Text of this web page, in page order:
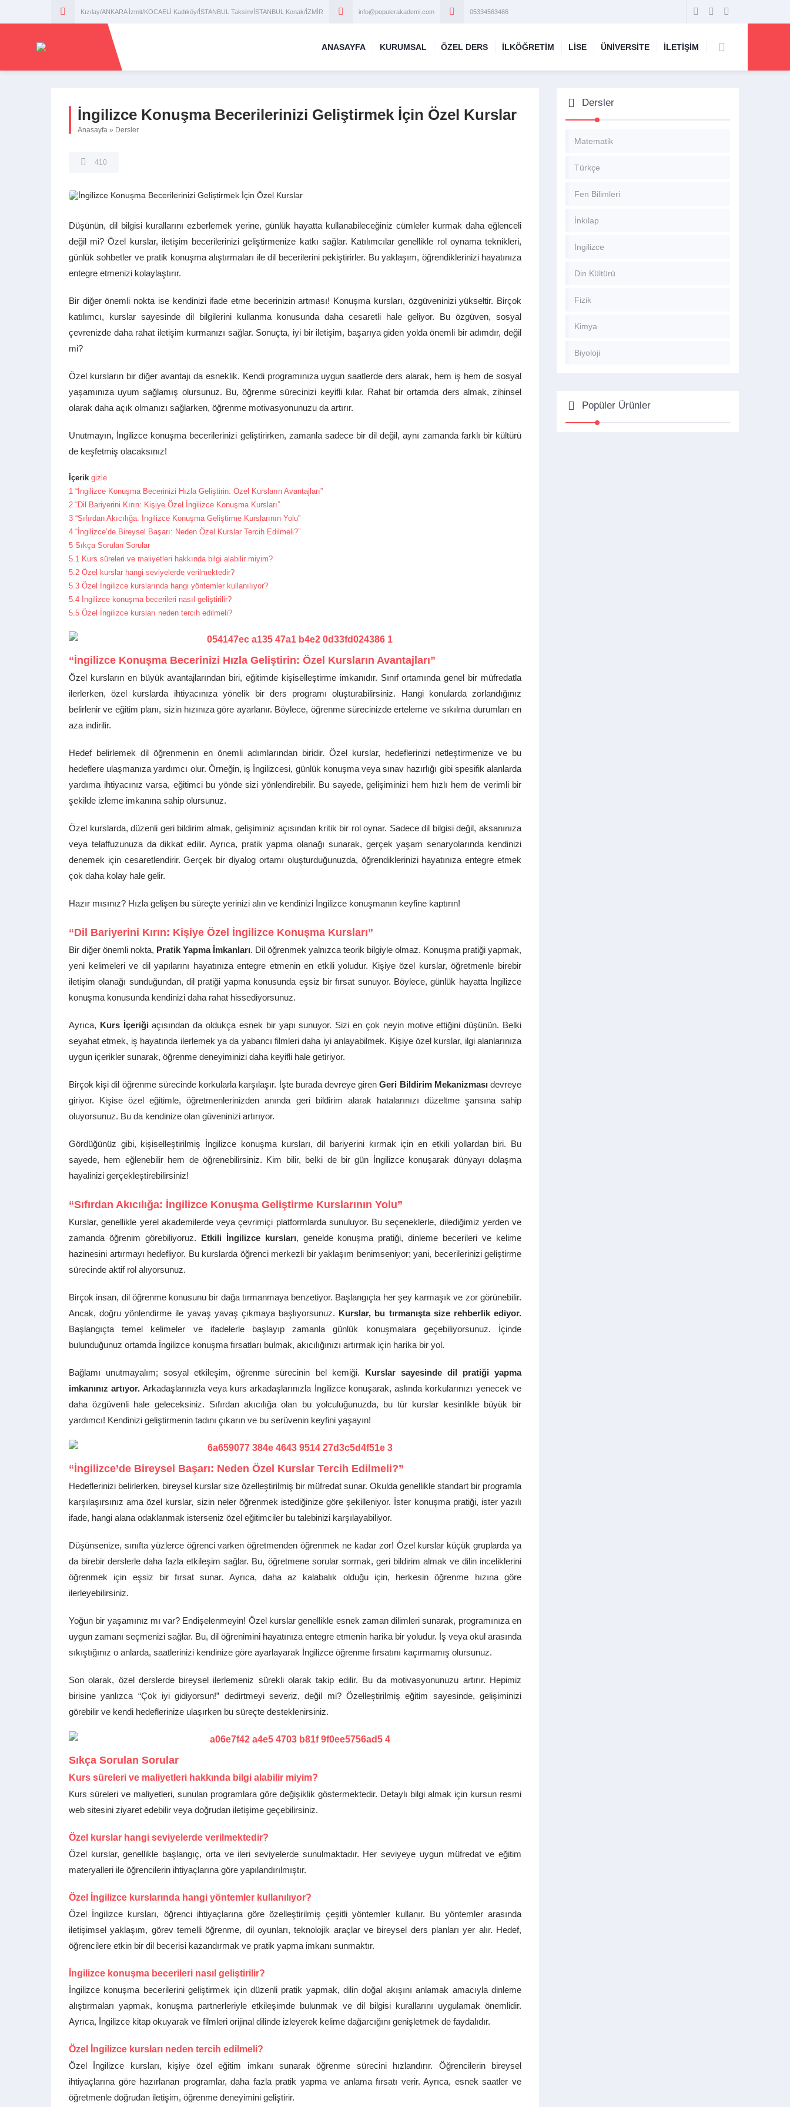
Kızılay/ANKARA İzmit/KOCAELİ Kadıköy/İSTANBUL Taksim/İSTANBUL Konak/İZMİR info@populerakademi.com 05334563486
ANASAYFA KURUMSAL ÖZEL DERS İLKÖĞRETİM LİSE ÜNİVERSİTE İLETİŞİM
İngilizce Konuşma Becerilerinizi Geliştirmek İçin Özel Kurslar
Anasayfa » Dersler
410
Düşünün, dil bilgisi kurallarını ezberlemek yerine, günlük hayatta kullanabileceğiniz cümleler kurmak daha eğlenceli
değil mi? Özel kurslar, iletişim becerilerinizi geliştirmenize katkı sağlar. Katılımcılar genellikle rol oynama teknikleri,
günlük sohbetler ve pratik konuşma alıştırmaları ile dil becerilerini pekiştirirler. Bu yaklaşım, öğrendiklerinizi hayatınıza
entegre etmenizi kolaylaştırır.
Bir diğer önemli nokta ise kendinizi ifade etme becerinizin artması! Konuşma kursları, özgüveninizi yükseltir. Birçok
katılımcı, kurslar sayesinde dil bilgilerini kullanma konusunda daha cesaretli hale geliyor. Bu özgüven, sosyal
çevrenizde daha rahat iletişim kurmanızı sağlar. Sonuçta, iyi bir iletişim, başarıya giden yolda önemli bir adımdır, değil
mi?
Özel kursların bir diğer avantajı da esneklik. Kendi programınıza uygun saatlerde ders alarak, hem iş hem de sosyal
yaşamınıza uyum sağlamış olursunuz. Bu, öğrenme sürecinizi keyifli kılar. Rahat bir ortamda ders almak, zihinsel
olarak daha açık olmanızı sağlarken, öğrenme motivasyonunuzu da artırır.
Unutmayın, İngilizce konuşma becerilerinizi geliştirirken, zamanla sadece bir dil değil, aynı zamanda farklı bir kültürü
de keşfetmiş olacaksınız!
İçerik gizle
1 “İngilizce Konuşma Becerinizi Hızla Geliştirin: Özel Kursların Avantajları”
2 “Dil Bariyerini Kırın: Kişiye Özel İngilizce Konuşma Kursları”
3 “Sıfırdan Akıcılığa: İngilizce Konuşma Geliştirme Kurslarının Yolu”
4 “İngilizce’de Bireysel Başarı: Neden Özel Kurslar Tercih Edilmeli?”
5 Sıkça Sorulan Sorular
5.1 Kurs süreleri ve maliyetleri hakkında bilgi alabilir miyim?
5.2 Özel kurslar hangi seviyelerde verilmektedir?
5.3 Özel İngilizce kurslarında hangi yöntemler kullanılıyor?
5.4 İngilizce konuşma becerileri nasıl geliştirilir?
5.5 Özel İngilizce kursları neden tercih edilmeli?
“İngilizce Konuşma Becerinizi Hızla Geliştirin: Özel Kursların Avantajları”
Özel kursların en büyük avantajlarından biri, eğitimde kişiselleştirme imkanıdır. Sınıf ortamında genel bir müfredatla
ilerlerken, özel kurslarda ihtiyacınıza yönelik bir ders programı oluşturabilirsiniz. Hangi konularda zorlandığınız
belirlenir ve eğitim planı, sizin hızınıza göre ayarlanır. Böylece, öğrenme sürecinizde erteleme ve sıkılma durumları en
aza indirilir.
Hedef belirlemek dil öğrenmenin en önemli adımlarından biridir. Özel kurslar, hedeflerinizi netleştirmenize ve bu
hedeflere ulaşmanıza yardımcı olur. Örneğin, iş İngilizcesi, günlük konuşma veya sınav hazırlığı gibi spesifik alanlarda
yardıma ihtiyacınız varsa, eğitimci bu yönde sizi yönlendirebilir. Bu sayede, gelişiminizi hem hızlı hem de verimli bir
şekilde izleme imkanına sahip olursunuz.
Özel kurslarda, düzenli geri bildirim almak, gelişiminiz açısından kritik bir rol oynar. Sadece dil bilgisi değil, aksanınıza
veya telaffuzunuza da dikkat edilir. Ayrıca, pratik yapma olanağı sunarak, gerçek yaşam senaryolarında kendinizi
denemek için cesaretlendirir. Gerçek bir diyalog ortamı oluşturduğunuzda, öğrendiklerinizi hayatınıza entegre etmek
çok daha kolay hale gelir.
Hazır mısınız? Hızla gelişen bu süreçte yerinizi alın ve kendinizi İngilizce konuşmanın keyfine kaptırın!
“Dil Bariyerini Kırın: Kişiye Özel İngilizce Konuşma Kursları”
Bir diğer önemli nokta, Pratik Yapma İmkanları. Dil öğrenmek yalnızca teorik bilgiyle olmaz. Konuşma pratiği yapmak,
yeni kelimeleri ve dil yapılarını hayatınıza entegre etmenin en etkili yoludur. Kişiye özel kurslar, öğretmenle birebir
iletişim olanağı sunduğundan, dil pratiği yapma konusunda eşsiz bir fırsat sunuyor. Böylece, günlük hayatta İngilizce
konuşma konusunda kendinizi daha rahat hissediyorsunuz.
Ayrıca, Kurs İçeriği açısından da oldukça esnek bir yapı sunuyor. Sizi en çok neyin motive ettiğini düşünün. Belki
seyahat etmek, iş hayatında ilerlemek ya da yabancı filmleri daha iyi anlayabilmek. Kişiye özel kurslar, ilgi alanlarınıza
uygun içerikler sunarak, öğrenme deneyiminizi daha keyifli hale getiriyor.
Birçok kişi dil öğrenme sürecinde korkularla karşılaşır. İşte burada devreye girenGeri Bildirim Mekanizmasıdevreye
giriyor. Kişise özel eğitimle, öğretmenlerinizden anında geri bildirim alarak hatalarınızı düzeltme şansına sahip
oluyorsunuz. Bu da kendinize olan güveninizi artırıyor.
Gördüğünüz gibi, kişiselleştirilmiş İngilizce konuşma kursları, dil bariyerini kırmak için en etkili yollardan biri. Bu
sayede, hem eğlenebilir hem de öğrenebilirsiniz. Kim bilir, belki de bir gün İngilizce konuşarak dünyayı dolaşma
hayalinizi gerçekleştirebilirsiniz!
“Sıfırdan Akıcılığa: İngilizce Konuşma Geliştirme Kurslarının Yolu”
Kurslar, genellikle yerel akademilerde veya çevrimiçi platformlarda sunuluyor. Bu seçeneklerle, dilediğimiz yerden ve
zamanda öğrenim görebiliyoruz. Etkili İngilizce kursları, genelde konuşma pratiği, dinleme becerileri ve kelime
hazinesini artırmayı hedefliyor. Bu kurslarda öğrenci merkezli bir yaklaşım benimseniyor; yani, becerilerinizi geliştirme
sürecinde aktif rol alıyorsunuz.
Birçok insan, dil öğrenme konusunu bir dağa tırmanmaya benzetiyor. Başlangıçta her şey karmaşık ve zor görünebilir.
Ancak, doğru yönlendirme ile yavaş yavaş çıkmaya başlıyorsunuz. Kurslar, bu tırmanışta size rehberlik ediyor.
Başlangıçta temel kelimeler ve ifadelerle başlayıp zamanla günlük konuşmalara geçebiliyorsunuz. İçinde
bulunduğunuz ortamda İngilizce konuşma fırsatları bulmak, akıcılığınızı artırmak için harika bir yol.
Bağlamı unutmayalım; sosyal etkileşim, öğrenme sürecinin bel kemiği. Kurslar sayesinde dil pratiği yapma
imkanınız artıyor. Arkadaşlarınızla veya kurs arkadaşlarınızla İngilizce konuşarak, aslında korkularınızı yenecek ve
daha özgüvenli hale geleceksiniz. Sıfırdan akıcılığa olan bu yolculuğunuzda, bu tür kurslar kesinlikle büyük bir
yardımcı! Kendinizi geliştirmenin tadını çıkarın ve bu serüvenin keyfini yaşayın!
“İngilizce’de Bireysel Başarı: Neden Özel Kurslar Tercih Edilmeli?”
Hedeflerinizi belirlerken, bireysel kurslar size özelleştirilmiş bir müfredat sunar. Okulda genellikle standart bir programla
karşılaşırsınız ama özel kurslar, sizin neler öğrenmek istediğinize göre şekilleniyor. İster konuşma pratiği, ister yazılı
ifade, hangi alana odaklanmak isterseniz özel eğitimciler bu talebinizi karşılayabiliyor.
Düşünsenize, sınıfta yüzlerce öğrenci varken öğretmenden öğrenmek ne kadar zor! Özel kurslar küçük gruplarda ya
da birebir derslerle daha fazla etkileşim sağlar. Bu, öğretmene sorular sormak, geri bildirim almak ve dilin inceliklerini
öğrenmek için eşsiz bir fırsat sunar. Ayrıca, daha az kalabalık olduğu için, herkesin öğrenme hızına göre
ilerleyebilirsiniz.
Yoğun bir yaşamınız mı var? Endişelenmeyin! Özel kurslar genellikle esnek zaman dilimleri sunarak, programınıza en
uygun zamanı seçmenizi sağlar. Bu, dil öğrenimini hayatınıza entegre etmenin harika bir yoludur. İş veya okul arasında
sıkıştığınız o anlarda, saatlerinizi kendinize göre ayarlayarak İngilizce öğrenme fırsatını kaçırmamış olursunuz.
Son olarak, özel derslerde bireysel ilerlemeniz sürekli olarak takip edilir. Bu da motivasyonunuzu artırır. Hepimiz
birisine yanlızca “Çok iyi gidiyorsun!” dedirtmeyi severiz, değil mi? Özelleştirilmiş eğitim sayesinde, gelişiminizi
görebilir ve kendi hedeflerinize ulaşırken bu süreçte desteklenirsiniz.
Sıkça Sorulan Sorular
Kurs süreleri ve maliyetleri hakkında bilgi alabilir miyim?
Kurs süreleri ve maliyetleri, sunulan programlara göre değişiklik göstermektedir. Detaylı bilgi almak için kursun resmi
web sitesini ziyaret edebilir veya doğrudan iletişime geçebilirsiniz.
Özel kurslar hangi seviyelerde verilmektedir?
Özel kurslar, genellikle başlangıç, orta ve ileri seviyelerde sunulmaktadır. Her seviyeye uygun müfredat ve eğitim
materyalleri ile öğrencilerin ihtiyaçlarına göre yapılandırılmıştır.
Özel İngilizce kurslarında hangi yöntemler kullanılıyor?
Özel İngilizce kursları, öğrenci ihtiyaçlarına göre özelleştirilmiş çeşitli yöntemler kullanır. Bu yöntemler arasında
iletişimsel yaklaşım, görev temelli öğrenme, dil oyunları, teknolojik araçlar ve bireysel ders planları yer alır. Hedef,
öğrencilere etkin bir dil becerisi kazandırmak ve pratik yapma imkanı sunmaktır.
İngilizce konuşma becerileri nasıl geliştirilir?
İngilizce konuşma becerilerini geliştirmek için düzenli pratik yapmak, dilin doğal akışını anlamak amacıyla dinleme
alıştırmaları yapmak, konuşma partnerleriyle etkileşimde bulunmak ve dil bilgisi kurallarını uygulamak önemlidir.
Ayrıca, İngilizce kitap okuyarak ve filmleri orijinal dilinde izleyerek kelime dağarcığını genişletmek de faydalıdır.
Özel İngilizce kursları neden tercih edilmeli?
Özel İngilizce kursları, kişiye özel eğitim imkanı sunarak öğrenme sürecini hızlandırır. Öğrencilerin bireysel
ihtiyaçlarına göre hazırlanan programlar, daha fazla pratik yapma ve anlama fırsatı verir. Ayrıca, esnek saatler ve
öğretmenle doğrudan iletişim, öğrenme deneyimini geliştirir.
Dersler
Matematik
Türkçe
Fen Bilimleri
İnkılap
İngilizce
Din Kültürü
Fizik
Kimya
Biyoloji
Popüler Ürünler